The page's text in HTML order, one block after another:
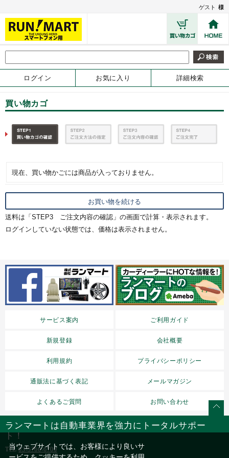
ゲスト 様
ログイン お気に入り 詳細検索
買い物カゴ
現在、買い物かごには商品が入っておりません。
送料は「STEP3 ご注文内容の確認」の画面で計算・表示されます。
ログインしていない状態では、価格は表示されません。
サービス案内 ご利用ガイド
新規登録 会社概要
利用規約 プライバシーポリシー
通販法に基づく表記 メールマガジン
よくあるご質問 お問い合わせ
ランマートは自動車業界を強力にトータルサポー
ト！
TEL03-5766-6700
当ウェブサイトでは、お客様により良いサ